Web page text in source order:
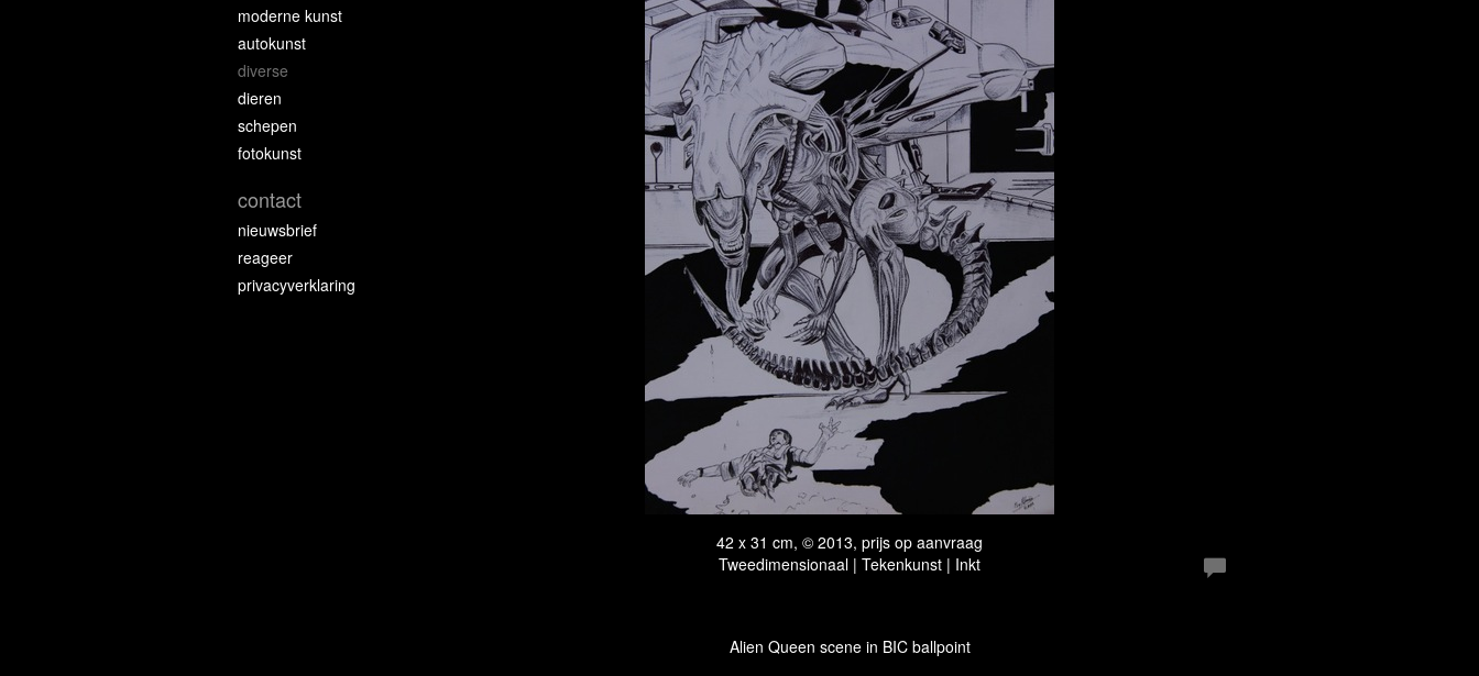
42 x 31 cm, © 2013, prijs op aanvraag
Tweedimensionaal | Tekenkunst | Inkt
Alien Queen scene in BIC ballpoint
moderne kunst
autokunst
diverse
dieren
schepen
fotokunst
contact
nieuwsbrief
reageer
privacyverklaring